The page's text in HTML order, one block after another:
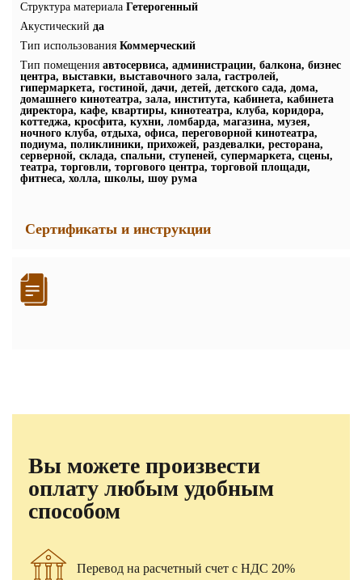
Структура материала Гетерогенный
Акустический да
Тип использования Коммерческий
Тип помещения автосервиса, администрации, балкона, бизнес
центра, выставки, выставочного зала, гастролей,
гипермаркета, гостиной, дачи, детей, детского сада, дома,
домашнего кинотеатра, зала, института, кабинета, кабинета
директора, кафе, квартиры, кинотеатра, клуба, коридора,
коттеджа, кросфита, кухни, ломбарда, магазина, музея,
ночного клуба, отдыха, офиса, переговорной кинотеатра,
подиума, поликлиники, прихожей, раздевалки, ресторана,
серверной, склада, спальни, ступеней, супермаркета, сцены,
театра, торговли, торгового центра, торговой площади,
фитнеса, холла, школы, шоу рума
Сертификаты и инструкции
Вы можете произвести
оплату любым удобным
способом
Перевод на расчетный счет с НДС 20%